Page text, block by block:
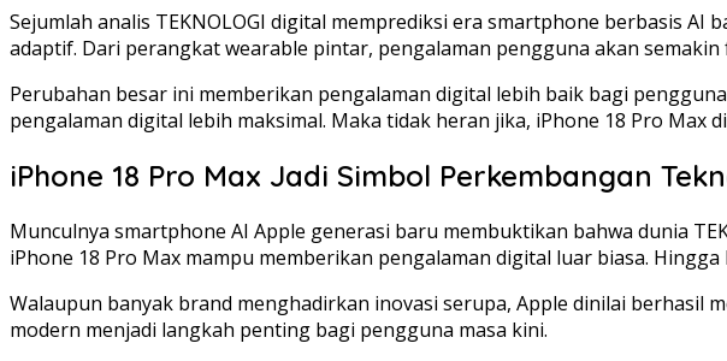
Sejumlah analis TEKNOLOGI digital memprediksi era smartphone berbasis
adaptif. Dari perangkat wearable pintar, pengalaman pengguna akan
Perubahan besar ini memberikan pengalaman digital lebih baik bagi
pengalaman digital lebih maksimal. Maka tidak heran jika, iPhone 18 Pro
iPhone 18 Pro Max Jadi Simbol Perkembangan
Munculnya smartphone AI Apple generasi baru membuktikan bahwa dunia
iPhone 18 Pro Max mampu memberikan pengalaman digital luar biasa.
Walaupun banyak brand menghadirkan inovasi serupa, Apple dinilai berhasil
modern menjadi langkah penting bagi pengguna masa kini.